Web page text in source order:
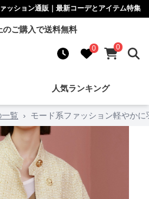
ッション通販｜最新コーデとアイテム特集
のご購入で送料無料
0 0
人気ランキング
覧 › モード系ファッション軽やか